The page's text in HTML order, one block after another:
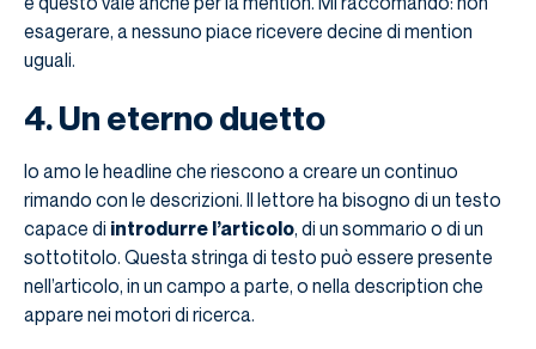
esagerare, a nessuno piace ricevere decine di mention
uguali.
4. Un eterno duetto
Io amo le headline che riescono a creare un continuo
rimando con le descrizioni. Il lettore ha bisogno di un testo
capace di introdurre l’articolo, di un sommario o di un
sottotitolo. Questa stringa di testo può essere presente
nell’articolo, in un campo a parte, o nella description che
appare nei motori di ricerca.